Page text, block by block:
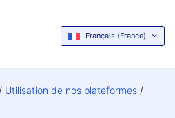
Français (France)
Utilisation de nos plateformes